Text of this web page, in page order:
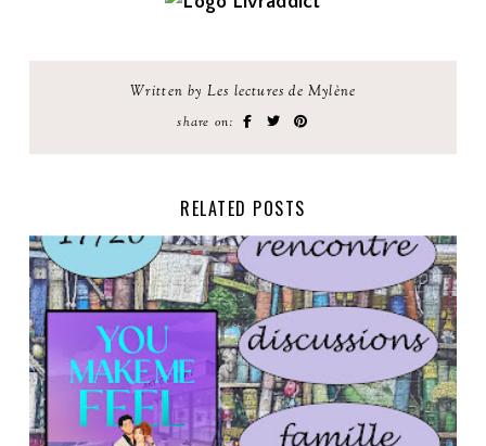
Written by Les lectures de Mylène
share on:
RELATED POSTS